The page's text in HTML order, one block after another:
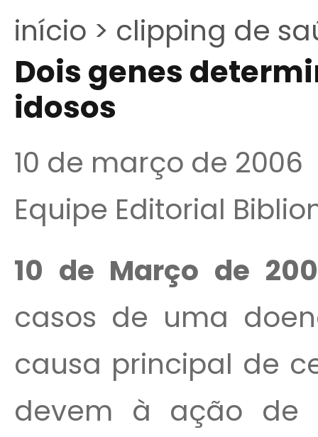
início > clipping de
Dois genes
idosos
10 de março de 2006
Equipe Editorial
10 de Março de
casos de uma
causa principal de
devem à ação de